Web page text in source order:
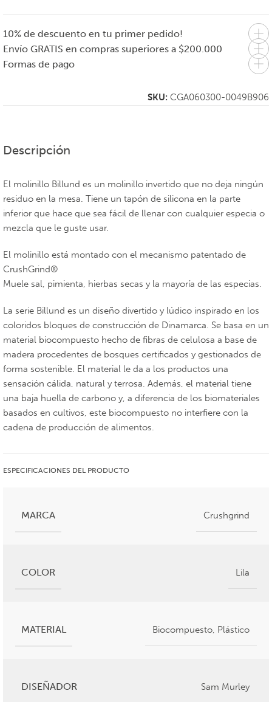
10% de descuento en tu primer pedido!
Envío GRATIS en compras superiores a $200.000
Formas de pago
SKU: CGA060300-0049B906
Descripción
El molinillo Billund es un molinillo invertido que no deja ningún
residuo en la mesa. Tiene un tapón de silicona en la parte
inferior que hace que sea fácil de llenar con cualquier especia o
mezcla que le guste usar.
El molinillo está montado con el mecanismo patentado de
CrushGrind®
Muele sal, pimienta, hierbas secas y la mayoría de las especias.
La serie Billund es un diseño divertido y lúdico inspirado en los
coloridos bloques de construcción de Dinamarca. Se basa en un
material biocompuesto hecho de fibras de celulosa a base de
madera procedentes de bosques certificados y gestionados de
forma sostenible. El material le da a los productos una
sensación cálida, natural y terrosa. Además, el material tiene
una baja huella de carbono y, a diferencia de los biomateriales
basados en cultivos, este biocompuesto no interfiere con la
cadena de producción de alimentos.
ESPECIFICACIONES DEL PRODUCTO
MARCA Crushgrind
COLOR Lila
MATERIAL Biocompuesto, Plástico
DISEÑADOR Sam Murley